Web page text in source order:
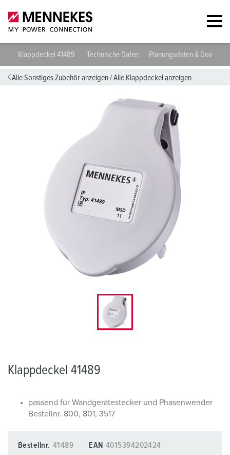
Klappdeckel 41489 Technische Daten Planungsdaten &
Alle Sonstiges Zubehör anzeigen/Alle Klappdeckel anzeigen
Klappdeckel 41489
passend für Wandgerätestecker und Phasenwender
Bestellnr. 800, 801, 3517
Bestellnr. 41489 EAN 4015394202424